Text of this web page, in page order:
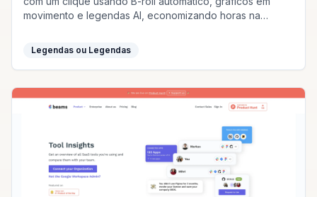
movimento e legendas AI, economizando horas na
Legendas ou Legendas